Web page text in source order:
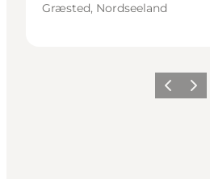
Græsted, Nordseeland
ZurückWeiter